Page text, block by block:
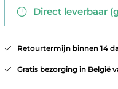
Direct leverbaar
Retourtermijn binnen 14
Gratis bezorging in België